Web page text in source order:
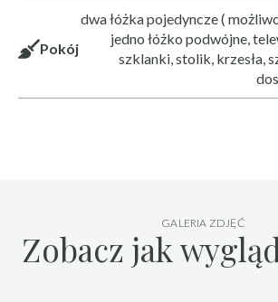
Pokój
dwa łóżka pojedyncze (
jedno łóżko podwójne,
szklanki, stolik, krzesła,
GALERIA ZDJĘĆ
Zobacz jak